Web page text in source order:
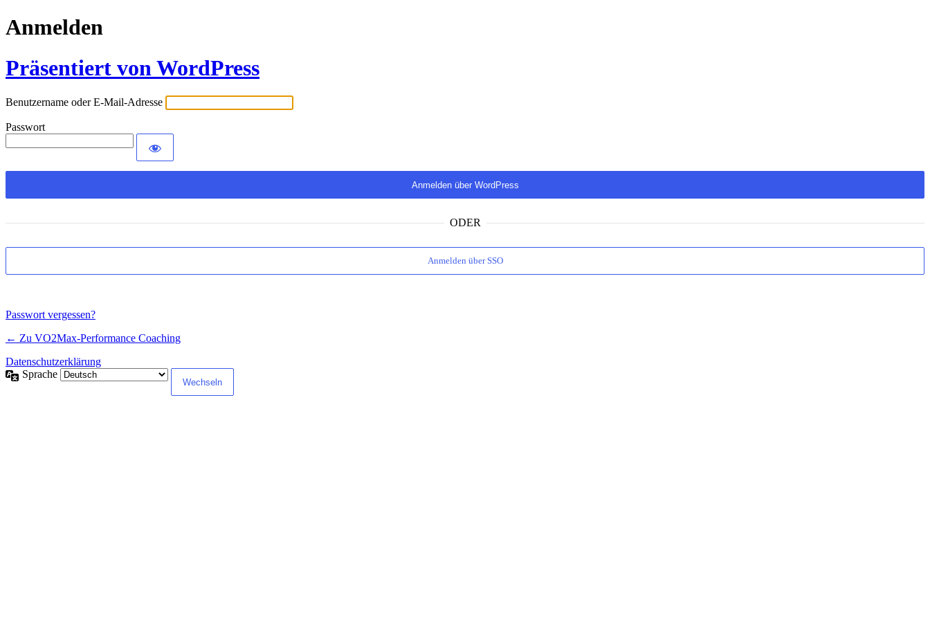
Anmelden
Präsentiert von WordPress
Benutzername oder E-Mail-Adresse
Passwort
ODER
Anmelden über SSO
Passwort vergessen?
← Zu VO2Max-Performance Coaching
Datenschutzerklärung
Sprache